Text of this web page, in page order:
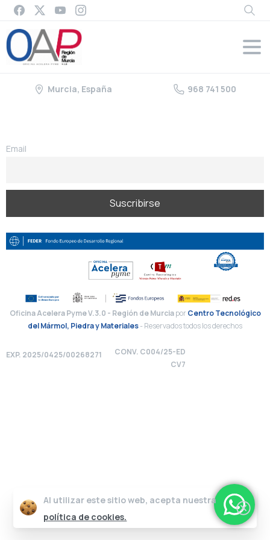
Murcia, España 968 741 500
Email
Oficina Acelera Pyme V.3.0 - Región de MurciaporCentro Tecnológico
del Mármol, Piedra y Materiales- Reservados todos los derechos
EXP. 2025/0425/00268271
CONV. C004/25-ED
CV7
Al utilizar este sitio web, acepta nuestra
política de cookies.